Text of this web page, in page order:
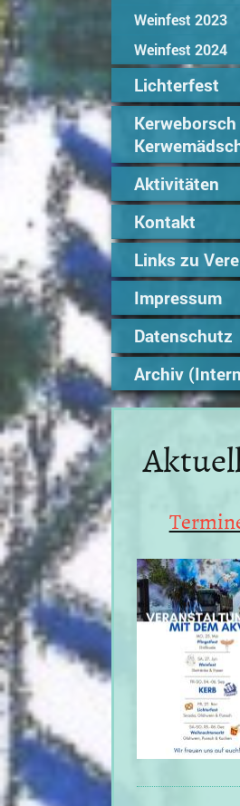
Weinfest 2023
Weinfest 2024
Lichterfest
Aktivitäten
Kontakt
Links zu
Impressum
Datenschutz
Archiv